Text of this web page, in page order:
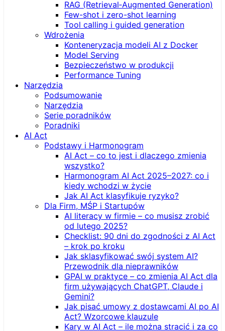
RAG (Retrieval‑Augmented Generation)
Few-shot i zero-shot learning
Tool calling i guided generation
Wdrożenia
Konteneryzacja modeli AI z Docker
Model Serving
Bezpieczeństwo w produkcji
Performance Tuning
Narzędzia
Podsumowanie
Narzędzia
Serie poradników
Poradniki
AI Act
Podstawy i Harmonogram
AI Act – co to jest i dlaczego zmienia
wszystko?
Harmonogram AI Act 2025–2027: co i
kiedy wchodzi w życie
Jak AI Act klasyfikuje ryzyko?
Dla Firm, MŚP i Startupów
AI literacy w firmie – co musisz zrobić
od lutego 2025?
Checklist: 90 dni do zgodności z AI Act
– krok po kroku
Jak sklasyfikować swój system AI?
Przewodnik dla nieprawników
GPAI w praktyce – co zmienia AI Act dla
firm używających ChatGPT, Claude i
Gemini?
Jak pisać umowy z dostawcami AI po AI
Act? Wzorcowe klauzule
Kary w AI Act – ile można stracić i za co